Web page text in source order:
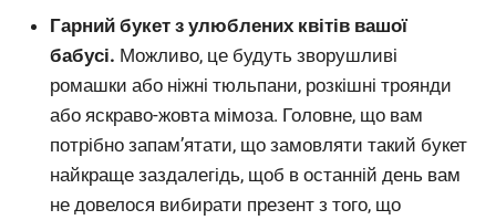
Гарний букет з улюблених квітів вашої
бабусі. Можливо, це будуть зворушливі
ромашки або ніжні тюльпани, розкішні троянди
або яскраво-жовта мімоза. Головне, що вам
потрібно запам’ятати, що замовляти такий букет
найкраще заздалегідь, щоб в останній день вам
не довелося вибирати презент з того, що